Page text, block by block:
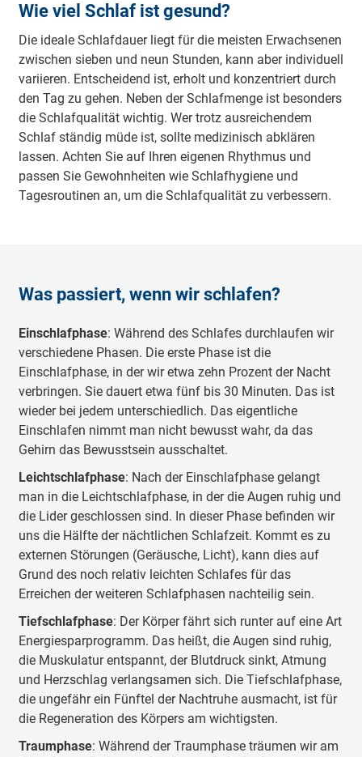
Wie viel Schlaf ist gesund?
Die ideale Schlafdauer liegt für die meisten Erwachsenen
zwischen sieben und neun Stunden, kann aber individuell
variieren. Entscheidend ist, erholt und konzentriert durch
den Tag zu gehen. Neben der Schlafmenge ist besonders
die Schlafqualität wichtig. Wer trotz ausreichendem
Schlaf ständig müde ist, sollte medizinisch abklären
lassen. Achten Sie auf Ihren eigenen Rhythmus und
passen Sie Gewohnheiten wie Schlafhygiene und
Tagesroutinen an, um die Schlafqualität zu verbessern.
Was passiert, wenn wir schlafen?
Einschlafphase: Während des Schlafes durchlaufen wir
verschiedene Phasen. Die erste Phase ist die
Einschlafphase, in der wir etwa zehn Prozent der Nacht
verbringen. Sie dauert etwa fünf bis 30 Minuten. Das ist
wieder bei jedem unterschiedlich. Das eigentliche
Einschlafen nimmt man nicht bewusst wahr, da das
Gehirn das Bewusstsein ausschaltet.
Leichtschlafphase: Nach der Einschlafphase gelangt
man in die Leichtschlafphase, in der die Augen ruhig und
die Lider geschlossen sind. In dieser Phase befinden wir
uns die Hälfte der nächtlichen Schlafzeit. Kommt es zu
externen Störungen (Geräusche, Licht), kann dies auf
Grund des noch relativ leichten Schlafes für das
Erreichen der weiteren Schlafphasen nachteilig sein.
Tiefschlafphase: Der Körper fährt sich runter auf eine Art
Energiesparprogramm. Das heißt, die Augen sind ruhig,
die Muskulatur entspannt, der Blutdruck sinkt, Atmung
und Herzschlag verlangsamen sich. Die Tiefschlafphase,
die ungefähr ein Fünftel der Nachtruhe ausmacht, ist für
die Regeneration des Körpers am wichtigsten.
Traumphase: Während der Traumphase träumen wir am